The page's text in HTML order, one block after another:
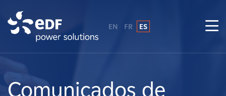
Sobre nosotros
EN FR ES
Comunicados de